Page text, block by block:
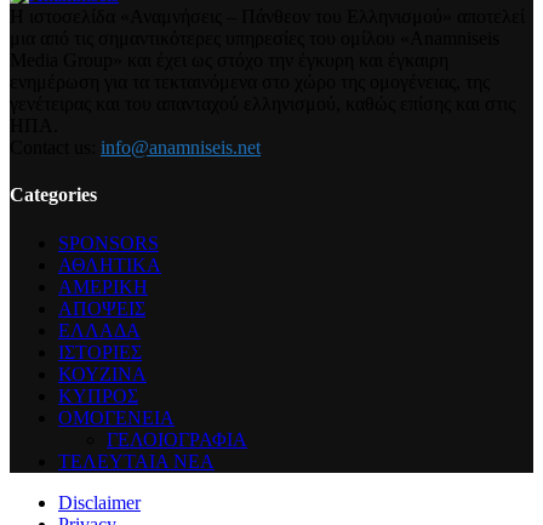
info@anamniseis.net
Categories
SPONSORS
ΑΘΛΗΤΙΚΑ
ΑΜΕΡΙΚΗ
ΑΠΟΨΕΙΣ
ΕΛΛΑΔΑ
ΙΣΤΟΡΙΕΣ
ΚΟΥΖΙΝΑ
ΚΥΠΡΟΣ
ΟΜΟΓΕΝΕΙΑ
ΓΕΛΟΙΟΓΡΑΦΙΑ
ΤΕΛΕΥΤΑΙΑ ΝΕΑ
Disclaimer